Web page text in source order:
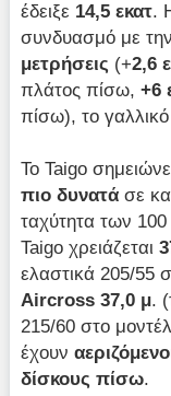
έδειξε 14,5 εκατ.
συνδυασμό με την
μετρήσεις (+2,6
πλάτος πίσω,+6
πίσω), το γαλλικό
Το Taigo
πιο δυνατά σε
ταχύτητα των
Taigo χρειάζεται
ελαστικά 205/55
Aircross 37,0 μ.
215/60 στο
έχουν
δίσκους πίσω.